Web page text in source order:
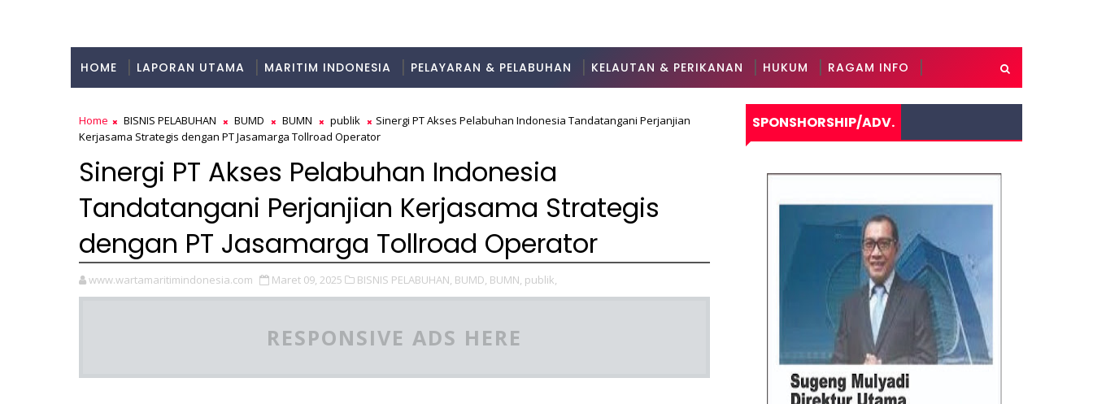
HOME LAPORAN UTAMA MARITIM INDONESIA PELAYARAN & PELABUHAN KELAUTAN & PERIKANAN HUKUM RAGAM INFO
Home BISNIS PELABUHAN BUMD BUMN publik
Sinergi PT Akses Pelabuhan Indonesia Tandatangani Perjanjian
Kerjasama Strategis dengan PT Jasamarga Tollroad Operator
Sinergi PT Akses Pelabuhan Indonesia
Tandatangani Perjanjian Kerjasama Strategis
dengan PT Jasamarga Tollroad Operator
www.wartamaritimindonesia.com Maret 09, 2025 BISNIS PELABUHAN, BUMD, BUMN, publik,
RESPONSIVE ADS HERE
SPONSHORSHIP/ADV.